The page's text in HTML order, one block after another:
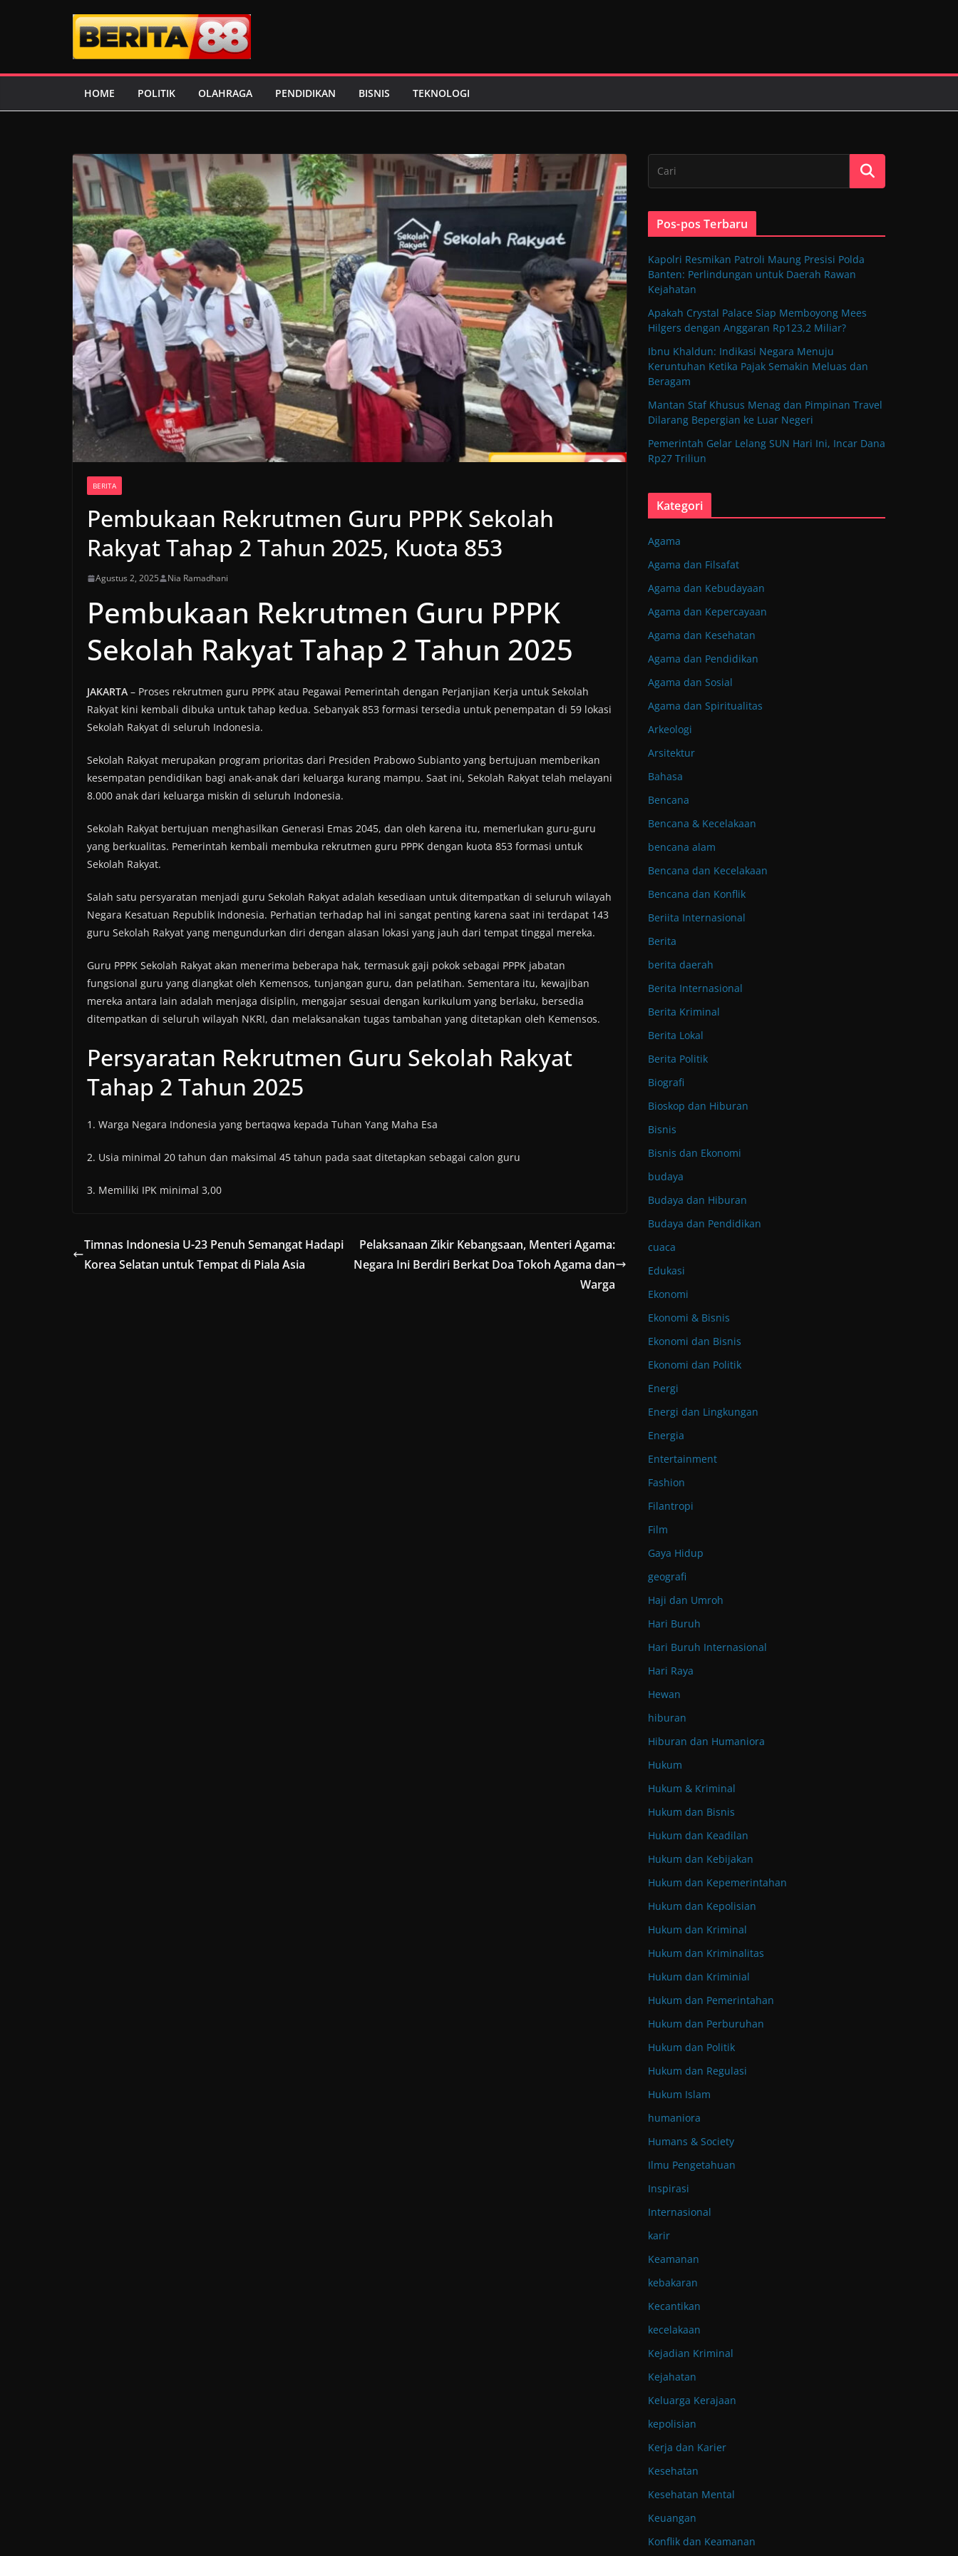
HOME POLITIK OLAHRAGA PENDIDIKAN BISNIS TEKNOLOGI
BERITA
Pembukaan Rekrutmen Guru PPPK Sekolah
Rakyat Tahap 2 Tahun 2025, Kuota 853
Agustus 2, 2025 Nia Ramadhani
Pembukaan Rekrutmen Guru PPPK
Sekolah Rakyat Tahap 2 Tahun 2025
JAKARTA – Proses rekrutmen guru PPPK atau Pegawai Pemerintah dengan Perjanjian Kerja untuk Sekolah
Rakyat kini kembali dibuka untuk tahap kedua. Sebanyak 853 formasi tersedia untuk penempatan di 59 lokasi
Sekolah Rakyat di seluruh Indonesia.
Sekolah Rakyat merupakan program prioritas dari Presiden Prabowo Subianto yang bertujuan memberikan
kesempatan pendidikan bagi anak-anak dari keluarga kurang mampu. Saat ini, Sekolah Rakyat telah melayani
8.000 anak dari keluarga miskin di seluruh Indonesia.
Sekolah Rakyat bertujuan menghasilkan Generasi Emas 2045, dan oleh karena itu, memerlukan guru-guru
yang berkualitas. Pemerintah kembali membuka rekrutmen guru PPPK dengan kuota 853 formasi untuk
Sekolah Rakyat.
Salah satu persyaratan menjadi guru Sekolah Rakyat adalah kesediaan untuk ditempatkan di seluruh wilayah
Negara Kesatuan Republik Indonesia. Perhatian terhadap hal ini sangat penting karena saat ini terdapat 143
guru Sekolah Rakyat yang mengundurkan diri dengan alasan lokasi yang jauh dari tempat tinggal mereka.
Guru PPPK Sekolah Rakyat akan menerima beberapa hak, termasuk gaji pokok sebagai PPPK jabatan
fungsional guru yang diangkat oleh Kemensos, tunjangan guru, dan pelatihan. Sementara itu, kewajiban
mereka antara lain adalah menjaga disiplin, mengajar sesuai dengan kurikulum yang berlaku, bersedia
ditempatkan di seluruh wilayah NKRI, dan melaksanakan tugas tambahan yang ditetapkan oleh Kemensos.
Persyaratan Rekrutmen Guru Sekolah Rakyat
Tahap 2 Tahun 2025
1. Warga Negara Indonesia yang bertaqwa kepada Tuhan Yang Maha Esa
2. Usia minimal 20 tahun dan maksimal 45 tahun pada saat ditetapkan sebagai calon guru
3. Memiliki IPK minimal 3,00
Timnas Indonesia U-23 Penuh Semangat Hadapi
Korea Selatan untuk Tempat di Piala Asia
Pelaksanaan Zikir Kebangsaan, Menteri Agama:
Negara Ini Berdiri Berkat Doa Tokoh Agama dan
Warga
Pos-pos Terbaru
Kapolri Resmikan Patroli Maung Presisi Polda
Banten: Perlindungan untuk Daerah Rawan
Kejahatan
Apakah Crystal Palace Siap Memboyong Mees
Hilgers dengan Anggaran Rp123,2 Miliar?
Ibnu Khaldun: Indikasi Negara Menuju
Keruntuhan Ketika Pajak Semakin Meluas dan
Beragam
Mantan Staf Khusus Menag dan Pimpinan Travel
Dilarang Bepergian ke Luar Negeri
Pemerintah Gelar Lelang SUN Hari Ini, Incar Dana
Rp27 Triliun
Kategori
Agama
Agama dan Filsafat
Agama dan Kebudayaan
Agama dan Kepercayaan
Agama dan Kesehatan
Agama dan Pendidikan
Agama dan Sosial
Agama dan Spiritualitas
Arkeologi
Arsitektur
Bahasa
Bencana
Bencana & Kecelakaan
bencana alam
Bencana dan Kecelakaan
Bencana dan Konflik
Beriita Internasional
Berita
berita daerah
Berita Internasional
Berita Kriminal
Berita Lokal
Berita Politik
Biografi
Bioskop dan Hiburan
Bisnis
Bisnis dan Ekonomi
budaya
Budaya dan Hiburan
Budaya dan Pendidikan
cuaca
Edukasi
Ekonomi
Ekonomi & Bisnis
Ekonomi dan Bisnis
Ekonomi dan Politik
Energi
Energi dan Lingkungan
Energia
Entertainment
Fashion
Filantropi
Film
Gaya Hidup
geografi
Haji dan Umroh
Hari Buruh
Hari Buruh Internasional
Hari Raya
Hewan
hiburan
Hiburan dan Humaniora
Hukum
Hukum & Kriminal
Hukum dan Bisnis
Hukum dan Keadilan
Hukum dan Kebijakan
Hukum dan Kepemerintahan
Hukum dan Kepolisian
Hukum dan Kriminal
Hukum dan Kriminalitas
Hukum dan Kriminial
Hukum dan Pemerintahan
Hukum dan Perburuhan
Hukum dan Politik
Hukum dan Regulasi
Hukum Islam
humaniora
Humans & Society
Ilmu Pengetahuan
Inspirasi
Internasional
karir
Keamanan
kebakaran
Kecantikan
kecelakaan
Kejadian Kriminal
Kejahatan
Keluarga Kerajaan
kepolisian
Kerja dan Karier
Kesehatan
Kesehatan Mental
Keuangan
Konflik dan Keamanan